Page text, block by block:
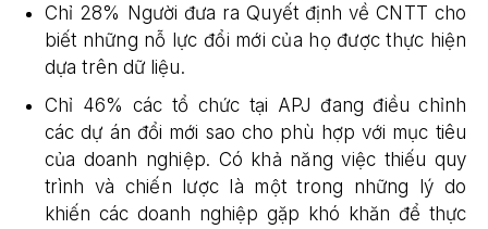
Chỉ 28% Người đưa ra Quyết định về CNTT cho
biết những nỗ lực đổi mới của họ được thực hiện
dựa trên dữ liệu.
Chỉ 46% các tổ chức tại APJ đang điều chỉnh
các dự án đổi mới sao cho phù hợp với mục tiêu
của doanh nghiệp. Có khả năng việc thiếu quy
trình và chiến lược là một trong những lý do
khiến các doanh nghiệp gặp khó khăn để thực